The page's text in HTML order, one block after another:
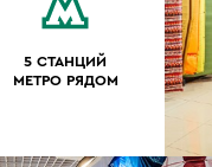
5 СТАНЦИЙ
МЕТРО РЯДОМ